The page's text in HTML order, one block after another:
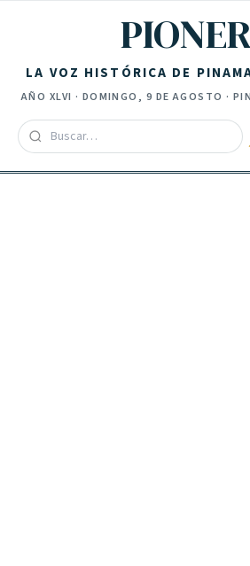
LA VOZ HISTÓRICA DE
AÑO XLVI · DOMINGO, 9 DE AGOSTO ·